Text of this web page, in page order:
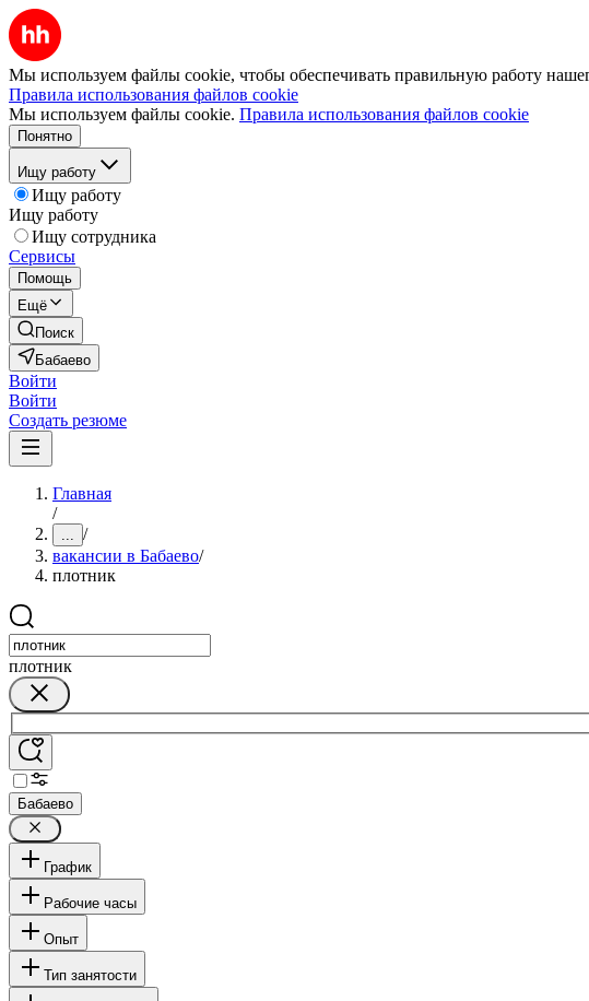
Мы используем файлы cookie, чтобы обеспечивать правильную работу
Правила использования файлов cookie
Мы используем файлы cookie. Правила использования файлов cookie
Понятно
Ищу работу
Ищу работу
Ищу работу
Ищу сотрудника
Сервисы
Помощь
Ещё
Поиск
Бабаево
Войти
Войти
Создать резюме
Главная
/
... /
вакансии в Бабаево/
плотник
плотник
Бабаево
График
Рабочие часы
Опыт
Тип занятости